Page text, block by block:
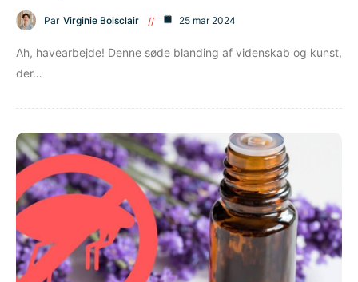
Par Virginie Boisclair 25 mar 2024
Ah, havearbejde! Denne søde blanding af videnskab og kunst,
der…